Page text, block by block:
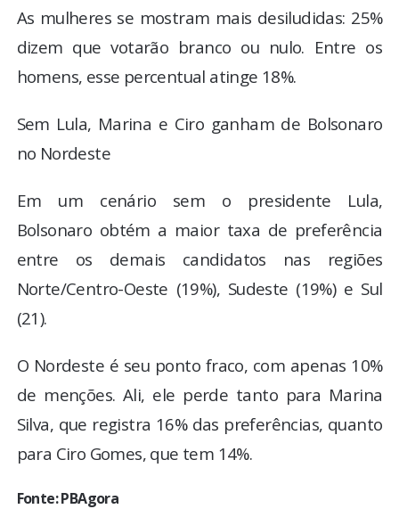
As mulheres se mostram mais desiludidas: 25%
dizem que votarão branco ou nulo. Entre os
homens, esse percentual atinge 18%.
Sem Lula, Marina e Ciro ganham de Bolsonaro
no Nordeste
Em um cenário sem o presidente Lula,
Bolsonaro obtém a maior taxa de preferência
entre os demais candidatos nas regiões
Norte/Centro-Oeste (19%), Sudeste (19%) e Sul
(21).
O Nordeste é seu ponto fraco, com apenas 10%
de menções. Ali, ele perde tanto para Marina
Silva, que registra 16% das preferências, quanto
para Ciro Gomes, que tem 14%.
Fonte: PBAgora